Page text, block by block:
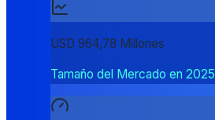
USD 964,78 Millones
Tamaño del Mercado en 2025